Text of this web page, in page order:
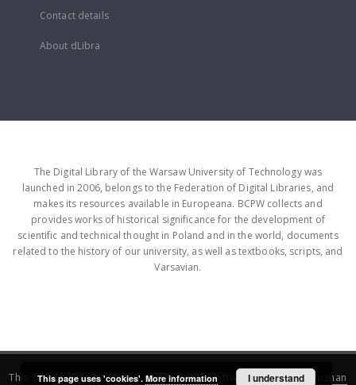
Contact details
About dLibra
The Digital Library of the Warsaw University of Technology was
launched in 2006, belongs to the Federation of Digital Libraries, and
makes its resources available in Europeana. BCPW collects and
provides works of historical significance for the development of
scientific and technical thought in Poland and in the world, documents
related to the history of our university, as well as textbooks, scripts, and
Varsavian.
This service runs onDInGO dLibra 6.3.16software created by Poznan
This page uses 'cookies'. More information I understand